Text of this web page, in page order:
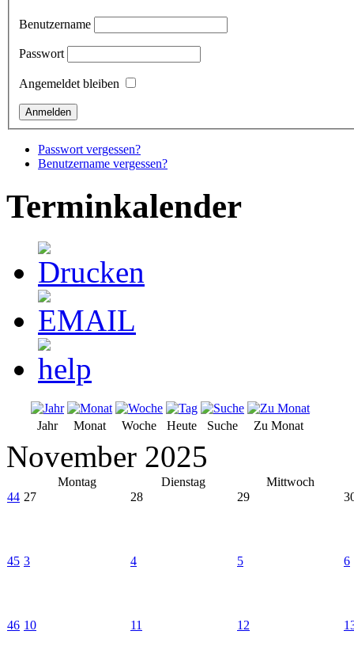
Benutzername
Passwort
Angemeldet bleiben
Passwort vergessen?
Benutzername vergessen?
Terminkalender
Jahr Monat Woche Heute Suche Zu Monat
November 2025
Montag Dienstag
Mittwoch
44 27 28 29
45 3 4 5 6
46 10 11 12